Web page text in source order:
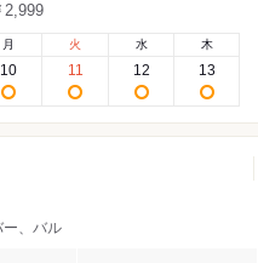
2,999
月
10
火
11
水
12
木
13
ー、バル